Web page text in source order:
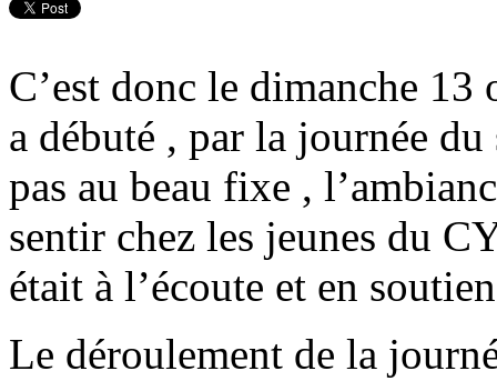
C’est donc le dimanche
a débuté , par la journée
pas au beau fixe ,
sentir chez les jeunes du
était à l’écoute et en
Le déroulement de la